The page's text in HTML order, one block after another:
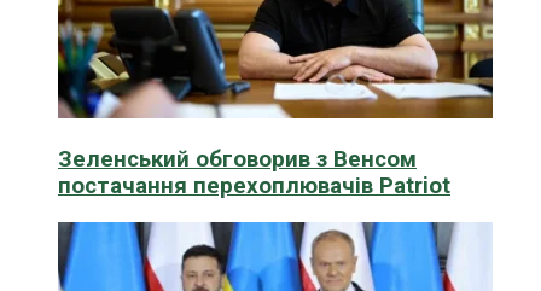
Зеленський обговорив з Венсом
постачання перехоплювачів Patriot